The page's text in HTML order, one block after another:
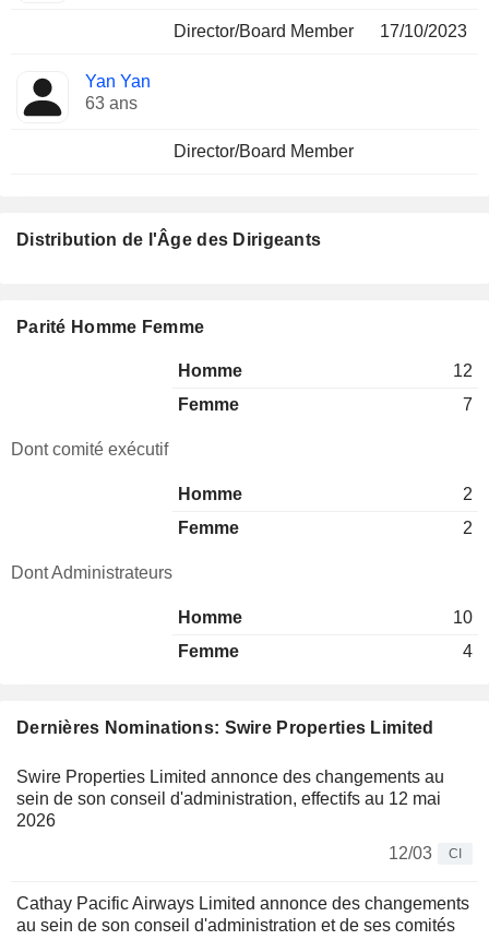
Director/Board Member 17/10/2023
Yan Yan
63 ans
Director/Board Member
Dernières Nominations: Swire Properties Limited
Swire Properties Limited annonce des changements au
sein de son conseil d'administration, effectifs au 12 mai
2026
12/03
CI
Cathay Pacific Airways Limited annonce des changements
au sein de son conseil d'administration et de ses comités
Distribution de l'Âge des Dirigeants
Parité Homme Femme
Homme
12
Femme
7
Dont comité exécutif
Homme
2
Femme
2
Dont Administrateurs
Homme
10
Femme
4